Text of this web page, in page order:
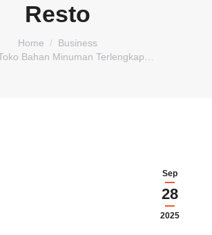
Resto
Home
Business
Bahan Minuman Terlengkap…
Sep
28
2025